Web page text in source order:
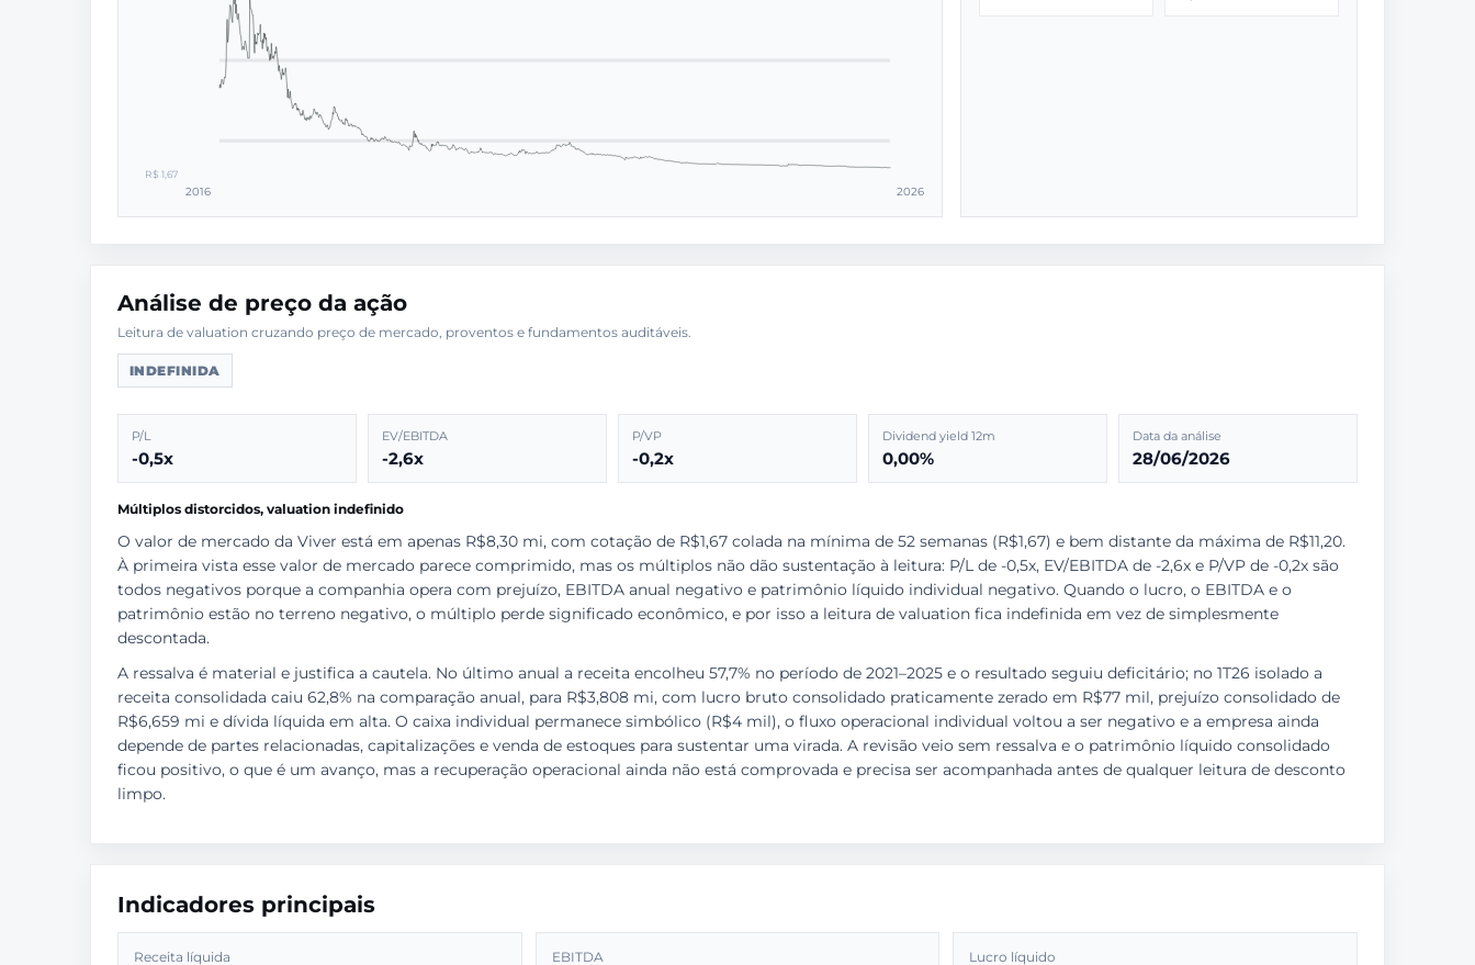
R$ 1,67
2016 2026
Análise de preço da ação
INDEFINIDA
P/L
-0,5x
EV/EBITDA
-2,6x
P/VP
-0,2x
Dividend yield 12m
0,00%
Data da análise
28/06/2026
Múltiplos distorcidos, valuation indefinido
O valor de mercado da Viver está em apenas R$8,30 mi, com cotação de R$1,67 colada na mínima de 52 semanas (R$1,67) e bem distante da máxima de R$11,20.
À primeira vista esse valor de mercado parece comprimido, mas os múltiplos não dão sustentação à leitura: P/L de -0,5x, EV/EBITDA de -2,6x e P/VP de -0,2x são
todos negativos porque a companhia opera com prejuízo, EBITDA anual negativo e patrimônio líquido individual negativo. Quando o lucro, o EBITDA e o
patrimônio estão no terreno negativo, o múltiplo perde significado econômico, e por isso a leitura de valuation fica indefinida em vez de simplesmente
descontada.
A ressalva é material e justifica a cautela. No último anual a receita encolheu 57,7% no período de 2021–2025 e o resultado seguiu deficitário; no 1T26 isolado a
receita consolidada caiu 62,8% na comparação anual, para R$3,808 mi, com lucro bruto consolidado praticamente zerado em R$77 mil, prejuízo consolidado de
R$6,659 mi e dívida líquida em alta. O caixa individual permanece simbólico (R$4 mil), o fluxo operacional individual voltou a ser negativo e a empresa ainda
depende de partes relacionadas, capitalizações e venda de estoques para sustentar uma virada. A revisão veio sem ressalva e o patrimônio líquido consolidado
ficou positivo, o que é um avanço, mas a recuperação operacional ainda não está comprovada e precisa ser acompanhada antes de qualquer leitura de desconto
limpo.
Indicadores principais
Receita líquida EBITDA Lucro líquido